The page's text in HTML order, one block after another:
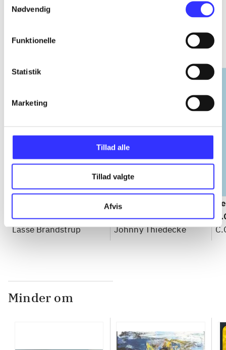
Nødvendig
Funktionelle
Statistik
Marketing
Tillad alle
Tillad valgte
Afvis
debatbog om religion
Lasse Brandstrup
Hellenismen : jordiske
og himmelske tekster
Johnny Thiedecke
Minder om